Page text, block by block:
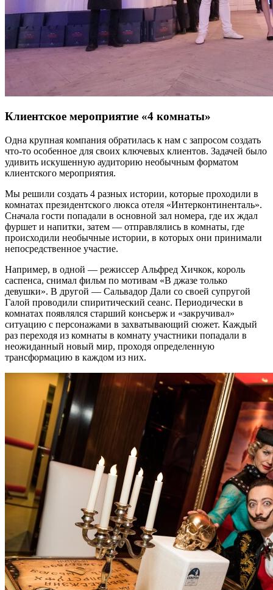
Клиентское мероприятие «4 комнаты»
Одна крупная компания обратилась к нам с запросом создать
что-то особенное для своих ключевых клиентов. Задачей было
удивить искушенную аудиторию необычным форматом
клиентского мероприятия.
Мы решили создать 4 разных истории, которые проходили в
комнатах президентского люкса отеля «Интерконтиненталь».
Сначала гости попадали в основной зал номера, где их ждал
фуршет и напитки, затем — отправлялись в комнаты, где
происходили необычные истории, в которых они принимали
непосредственное участие.
Например, в одной — режиссер Альфред Хичкок, король
саспенса, снимал фильм по мотивам «В джазе только
девушки». В другой — Сальвадор Дали со своей супругой
Галой проводили спиритический сеанс. Периодически в
комнатах появлялся старший консьерж и «закручивал»
ситуацию с персонажами в захватывающий сюжет. Каждый
раз переходя из комнаты в комнату участники попадали в
неожиданный новый мир, проходя определенную
трансформацию в каждом из них.